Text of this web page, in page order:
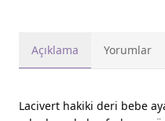
Açıklama Yorumlar
Lacivert hakiki deri bebe